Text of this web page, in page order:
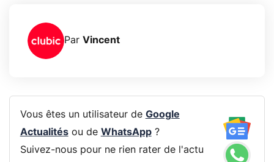
Par Vincent
Vous êtes un utilisateur de Google
Actualitésou de WhatsApp?
Suivez-nous pour ne rien rater de l'actu